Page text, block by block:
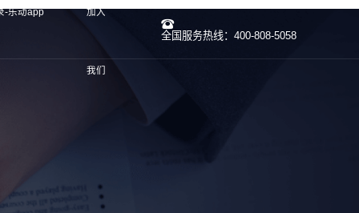
-乐动app 加入
我们
全国服务热线：400-808-5058